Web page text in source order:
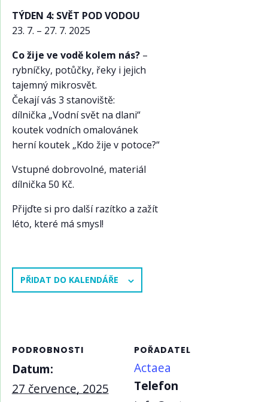
TÝDEN 4: SVĚT POD VODOU
23. 7. – 27. 7. 2025
Co žije ve vodě kolem nás? –
rybníčky, potůčky, řeky i jejich
tajemný mikrosvět.
Čekají vás 3 stanoviště:
dílnička „Vodní svět na dlani“
koutek vodních omalovánek
herní koutek „Kdo žije v potoce?“
Vstupné dobrovolné, materiál
dílnička 50 Kč.
Přijďte si pro další razítko a zažít
léto, které má smysl!
PŘIDAT DO KALENDÁŘE
PODROBNOSTI
Datum:
27 července, 2025
POŘADATEL
Actaea
Telefon